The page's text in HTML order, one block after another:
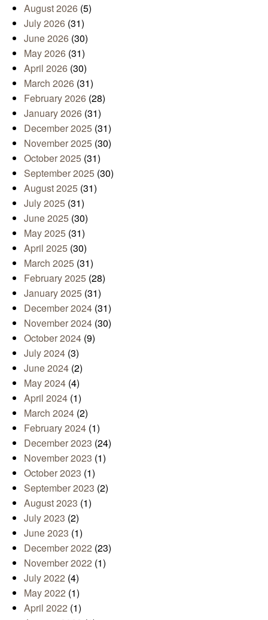
August 2026 (5)
July 2026 (31)
June 2026 (30)
May 2026 (31)
April 2026 (30)
March 2026 (31)
February 2026 (28)
January 2026 (31)
December 2025 (31)
November 2025 (30)
October 2025 (31)
September 2025 (30)
August 2025 (31)
July 2025 (31)
June 2025 (30)
May 2025 (31)
April 2025 (30)
March 2025 (31)
February 2025 (28)
January 2025 (31)
December 2024 (31)
November 2024 (30)
October 2024 (9)
July 2024 (3)
June 2024 (2)
May 2024 (4)
April 2024 (1)
March 2024 (2)
February 2024 (1)
December 2023 (24)
November 2023 (1)
October 2023 (1)
September 2023 (2)
August 2023 (1)
July 2023 (2)
June 2023 (1)
December 2022 (23)
November 2022 (1)
July 2022 (4)
May 2022 (1)
April 2022 (1)